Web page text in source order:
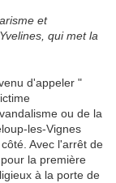
et
qui met la
d'appeler "
ou de la
les-Vignes
Avec l'arrêt de
la première
à la porte de